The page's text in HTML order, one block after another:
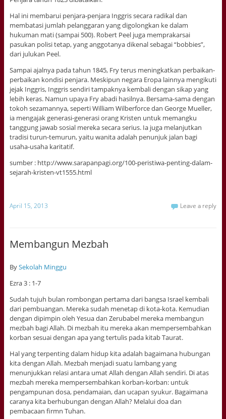
Hal ini membarui penjara-penjara Inggris secara radikal dan
membatasi jumlah pelanggaran yang digolongkan ke dalam
hukuman mati (sampai 500). Robert Peel juga memprakarsai
pasukan polisi tetap, yang anggotanya dikenal sebagai “bobbies”,
dari julukan Peel.
Sampai ajalnya pada tahun 1845, Fry terus meningkatkan perbaikan-
perbaikan kondisi penjara. Meskipun negara Eropa lainnya mengikuti
jejak Inggris, Inggris sendiri tampaknya kembali dengan sikap yang
lebih keras. Namun upaya Fry abadi hasilnya. Bersama-sama dengan
tokoh sezamannya, seperti William Wilberforce dan George Mueller,
ia mengajak generasi-generasi orang Kristen untuk memangku
tanggung jawab sosial mereka secara serius. Ia juga melanjutkan
tradisi turun-temurun, yaitu wanita adalah penunjuk jalan bagi
usaha-usaha karitatif.
sumber : http://www.sarapanpagi.org/100-peristiwa-penting-dalam-
sejarah-kristen-vt1555.html
April 15, 2013 Leave a reply
Membangun Mezbah
BySekolah Minggu
Ezra 3 : 1-7
Sudah tujuh bulan rombongan pertama dari bangsa Israel kembali
dari pembuangan. Mereka sudah menetap di kota-kota. Kemudian
dengan dipimpin oleh Yesua dan Zerubabel mereka membangun
mezbah bagi Allah. Di mezbah itu mereka akan mempersembahkan
korban sesuai dengan apa yang tertulis pada kitab Taurat.
Hal yang terpenting dalam hidup kita adalah bagaimana hubungan
kita dengan Allah. Mezbah menjadi suatu lambang yang
menunjukkan relasi antara umat Allah dengan Allah sendiri. Di atas
mezbah mereka mempersembahkan korban-korban: untuk
pengampunan dosa, pendamaian, dan ucapan syukur. Bagaimana
caranya kita berhubungan dengan Allah? Melalui doa dan
pembacaan firmn Tuhan.